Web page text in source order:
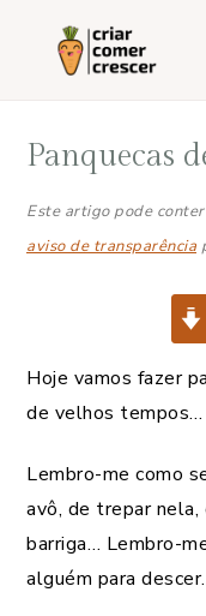
principal
lateral
Panquecas
Este artigo pode
aviso de transparência
Hoje vamos fazer
de velhos tempos…
Lembro-me como
avô, de trepar nela,
barriga… Lembro-
alguém para